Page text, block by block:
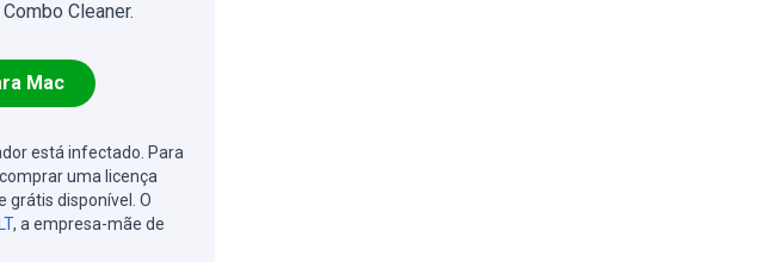
Cleaner.
Mac
está infectado. Para
uma licença
grátis disponível. O
, a empresa-mãe de